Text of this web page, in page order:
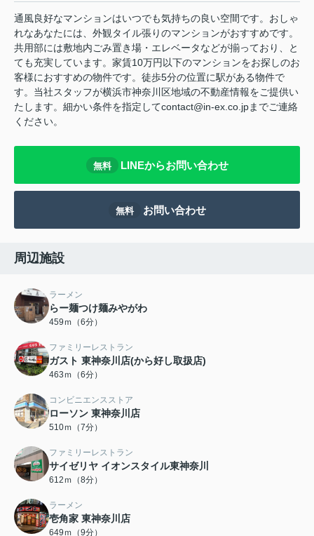
通風良好なマンションはいつでも気持ちの良い空間です。おしゃ
れなあなたには、外観タイル張りのマンションがおすすめです。
共用部には敷地内ごみ置き場・エレベータなどが揃っており、と
ても充実しています。家賃10万円以下のマンションをお探しのお
客様におすすめの物件です。徒歩5分の位置に駅がある物件で
す。当社スタッフが横浜市神奈川区地域の不動産情報をご提供い
たします。細かい条件を指定してcontact@in-ex.co.jpまでご連絡
ください。
無料 LINEからお問い合わせ
無料 お問い合わせ
周辺施設
ラーメン
らー麺つけ麺みやがわ
459ｍ（6分）
ファミリーレストラン
ガスト 東神奈川店(から好し取扱店)
463ｍ（6分）
コンビニエンスストア
ローソン 東神奈川店
510ｍ（7分）
ファミリーレストラン
サイゼリヤ イオンスタイル東神奈川
612ｍ（8分）
ラーメン
壱角家 東神奈川店
649ｍ（9分）